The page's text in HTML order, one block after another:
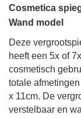
Cosmetica
Wand model
Deze
heeft een 5x of
cosmetisch
totale afmetingen
x 11cm. De
verstelbaar en